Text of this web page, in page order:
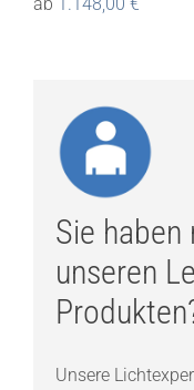
Sie haben
unseren
Unsere